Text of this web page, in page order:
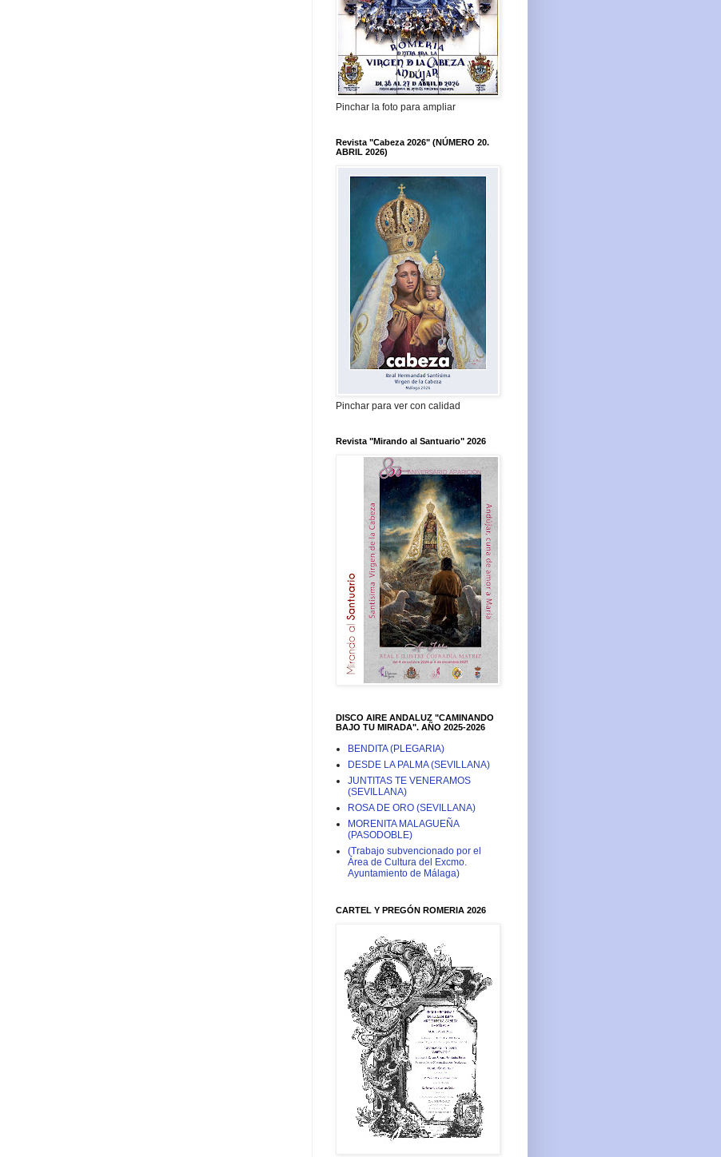
Pinchar la foto para ampliar
Revista "Cabeza 2026" (NÚMERO 20.
ABRIL 2026)
Pinchar para ver con calidad
Revista "Mirando al Santuario" 2026
DISCO AIRE ANDALUZ "CAMINANDO
BAJO TU MIRADA". AÑO 2025-2026
BENDITA (PLEGARIA)
DESDE LA PALMA (SEVILLANA)
JUNTITAS TE VENERAMOS
(SEVILLANA)
ROSA DE ORO (SEVILLANA)
MORENITA MALAGUEÑA
(PASODOBLE)
(Trabajo subvencionado por el
Área de Cultura del Excmo.
Ayuntamiento de Málaga)
CARTEL Y PREGÓN ROMERIA 2026